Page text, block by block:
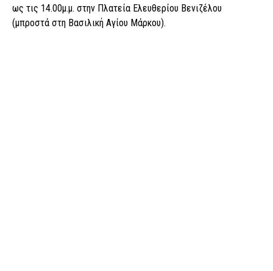
ως τις 14.00μ.μ. στην Πλατεία Ελευθερίου Βενιζέλου
(μπροστά στη Βασιλική Αγίου Μάρκου).